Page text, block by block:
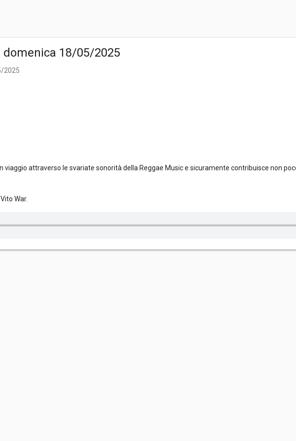
domenica 18/05/2025
2025
viaggio attraverso le svariate sonorità della Reggae Music e sicuramente contribuisce non
War.